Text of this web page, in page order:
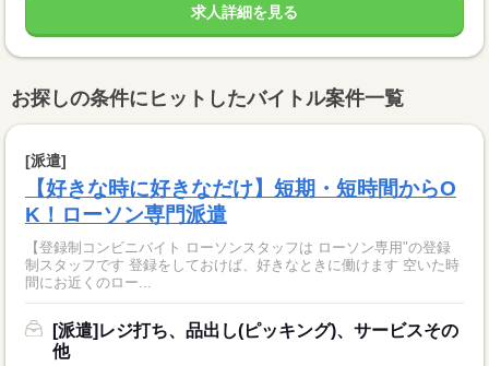
求人詳細を見る
お探しの条件にヒットしたバイトル案件一覧
[派遣]
【好きな時に好きなだけ】短期・短時間からO
K！ローソン専門派遣
【登録制コンビニバイト ローソンスタッフは ローソン専用"の登録
制スタッフです 登録をしておけば、好きなときに働けます 空いた時
間にお近くのロー...
[派遣]レジ打ち、品出し(ピッキング)、サービスその
他